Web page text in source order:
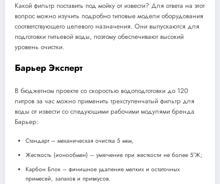
Какой фильтр поставить под мойку от извести? Для ответа на этот
вопрос можно изучить подробно типовые модели оборудования
соответствующего целевого назначения. Они выпускаются для
подготовки питьевой воды, поэтому обеспечивают высокий
уровень очистки.
Барьер Эксперт
В бюджетном проекте со скоростью водоподготовки до 120
литров за час можно применить трехступенчатый фильтр для
воды от извести со следующими рабочими модулями бренда
Барьер:
Стандарт – механическая очистка 5 мкм,
Жесткость (ионообмен) – умягчение при жесткости не более 5°Ж;
Карбон Блок – финишное удаление мелких и остаточных
примесей, запахов и привкусов.